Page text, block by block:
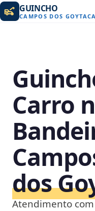
GUINCHO
CAMPOS DOS
Carro
dos
Atendimento